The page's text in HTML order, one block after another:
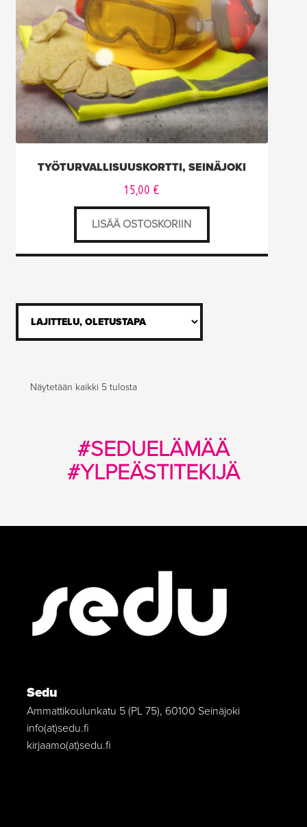
TYÖTURVALLISUUSKORTTI, SEINÄJOKI
15,00 €
LISÄÄ OSTOSKORIIN
Näytetään kaikki 5 tulosta
#SEDUELÄMÄÄ
#YLPEÄSTITEKIJÄ
Sedu
Ammattikoulunkatu 5 (PL 75), 60100 Seinäjoki
info(at)sedu.fi
kirjaamo(at)sedu.fi